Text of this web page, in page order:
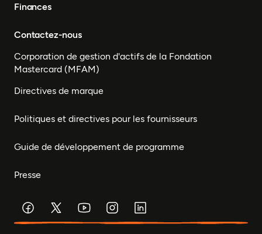
Finances
Contactez-nous
Corporation de gestion d'actifs de la Fondation
Mastercard (MFAM)
Directives de marque
Politiques et directives pour les fournisseurs
Guide de développement de programme
Presse